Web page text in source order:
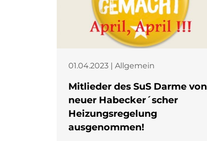
01.04.2023 | Allgemein
Mitlieder des SuS Darme von
neuer Habecker´scher
Heizungsregelung
ausgenommen!